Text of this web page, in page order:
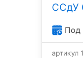
ССдУ
Под
артикул